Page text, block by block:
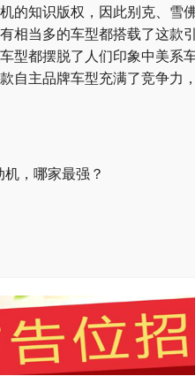
的知识版权，因此别克、雪
相当多的车型都搭载了这款
型都摆脱了人们印象中美系
自主品牌车型充满了竞争力